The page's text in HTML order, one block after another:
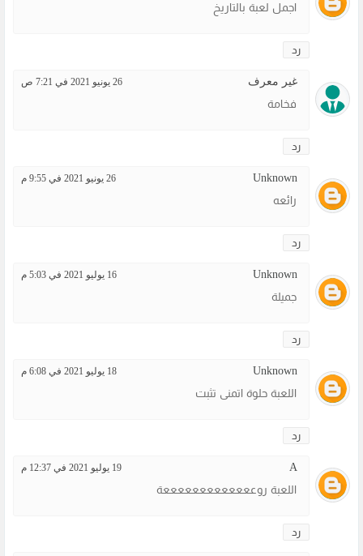
اجمل لعبة بالتاريخ
رد
غير معرف 26 يونيو 2021 في 7:21 ص
فخامة
رد
Unknown 26 يونيو 2021 في 9:55 م
رائعه
رد
Unknown 16 يوليو 2021 في 5:03 م
جميلة
رد
Unknown 18 يوليو 2021 في 6:08 م
اللعبة حلوة اتمنى تثبت
رد
A 19 يوليو 2021 في 12:37 م
اللعبة روعععععععععععععة
رد